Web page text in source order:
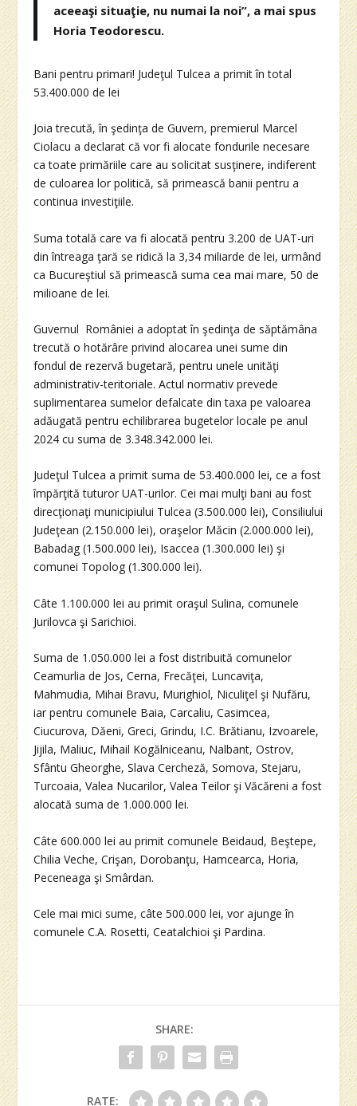
aceeaşi situaţie, nu numai la noi”, a mai spus
Horia Teodorescu.
Bani pentru primari! Judeţul Tulcea a primit în total
53.400.000 de lei
Joia trecută, în şedinţa de Guvern, premierul Marcel
Ciolacu a declarat că vor fi alocate fondurile necesare
ca toate primăriile care au solicitat susţinere, indiferent
de culoarea lor politică, să primească banii pentru a
continua investiţiile.
Suma totală care va fi alocată pentru 3.200 de UAT-uri
din întreaga ţară se ridică la 3,34 miliarde de lei, urmând
ca Bucureştiul să primească suma cea mai mare, 50 de
milioane de lei.
Guvernul României a adoptat în şedinţa de săptămâna
trecută o hotărâre privind alocarea unei sume din
fondul de rezervă bugetară, pentru unele unităţi
administrativ-teritoriale. Actul normativ prevede
suplimentarea sumelor defalcate din taxa pe valoarea
adăugată pentru echilibrarea bugetelor locale pe anul
2024 cu suma de 3.348.342.000 lei.
Judeţul Tulcea a primit suma de 53.400.000 lei, ce a fost
împărţită tuturor UAT-urilor. Cei mai mulţi bani au fost
direcţionaţi municipiului Tulcea (3.500.000 lei), Consiliului
Judeţean (2.150.000 lei), oraşelor Măcin (2.000.000 lei),
Babadag (1.500.000 lei), Isaccea (1.300.000 lei) şi
comunei Topolog (1.300.000 lei).
Câte 1.100.000 lei au primit oraşul Sulina, comunele
Jurilovca şi Sarichioi.
Suma de 1.050.000 lei a fost distribuită comunelor
Ceamurlia de Jos, Cerna, Frecăţei, Luncaviţa,
Mahmudia, Mihai Bravu, Murighiol, Niculiţel şi Nufăru,
iar pentru comunele Baia, Carcaliu, Casimcea,
Ciucurova, Dăeni, Greci, Grindu, I.C. Brătianu, Izvoarele,
Jijila, Maliuc, Mihail Kogălniceanu, Nalbant, Ostrov,
Sfântu Gheorghe, Slava Cercheză, Somova, Stejaru,
Turcoaia, Valea Nucarilor, Valea Teilor şi Văcăreni a fost
alocată suma de 1.000.000 lei.
Câte 600.000 lei au primit comunele Beidaud, Beştepe,
Chilia Veche, Crişan, Dorobanţu, Hamcearca, Horia,
Peceneaga şi Smârdan.
Cele mai mici sume, câte 500.000 lei, vor ajunge în
comunele C.A. Rosetti, Ceatalchioi şi Pardina.
SHARE:
RATE: